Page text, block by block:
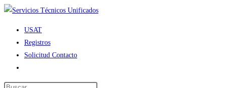
Ir
contenido
USAT
Registros
Solicitud Contacto